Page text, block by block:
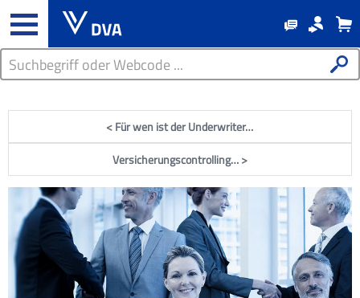
< Für wen ist der Underwriter…
Versicherungscontrolling… >